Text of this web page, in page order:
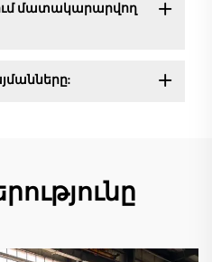
մատակարարվող